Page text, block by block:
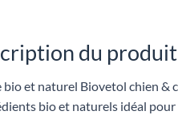
du produit
bio et naturel Biovetol chien &
bio et naturels idéal